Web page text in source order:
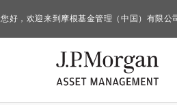
您好，欢迎来到摩根基金管理（中国）有限公